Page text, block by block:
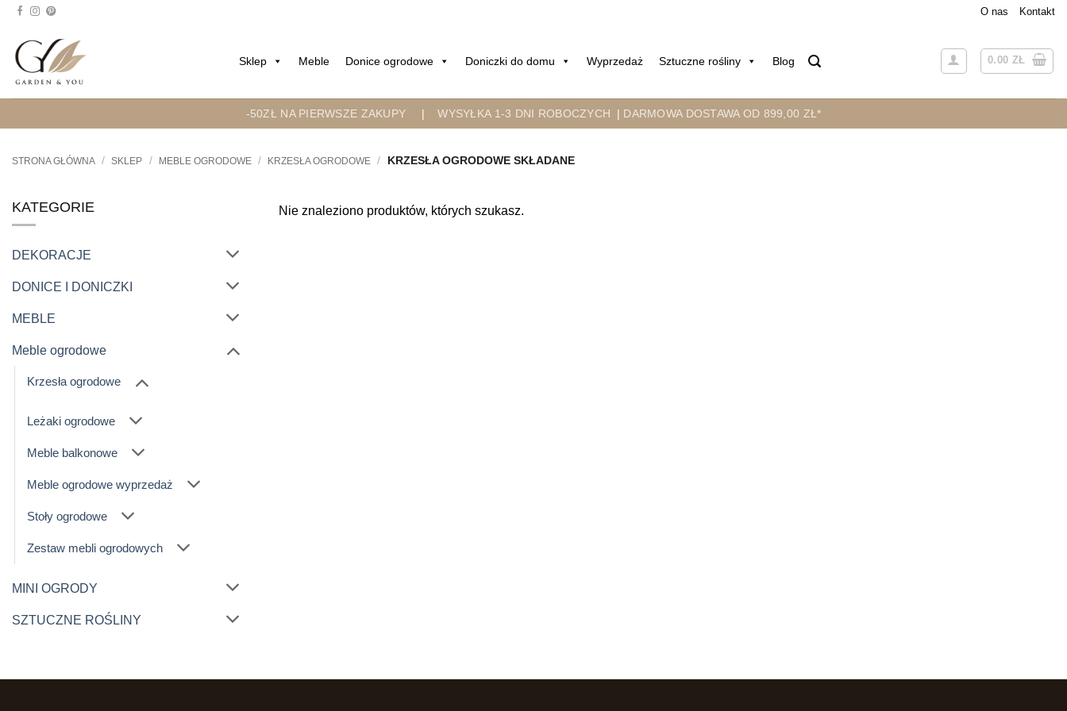
Przejdź
treści
O nas Kontakt
Sklep Meble Donice ogrodowe Doniczki do domu Wyprzedaż Sztuczne rośliny Blog 0.00 ZŁ
-50ZŁ NA PIERWSZE ZAKUPY |WYSYŁKA 1-3 DNI ROBOCZYCH | DARMOWA DOSTAWA OD 899,00 ZŁ*
STRONA GŁÓWNA / SKLEP / MEBLE OGRODOWE / KRZESŁA OGRODOWE / KRZESŁA OGRODOWE SKŁADANE
KATEGORIE
DEKORACJE
DONICE I DONICZKI
MEBLE
Meble ogrodowe
Krzesła ogrodowe
Leżaki ogrodowe
Meble balkonowe
Meble ogrodowe wyprzedaż
Stoły ogrodowe
Zestaw mebli ogrodowych
MINI OGRODY
SZTUCZNE ROŚLINY
Nie znaleziono produktów, których szukasz.